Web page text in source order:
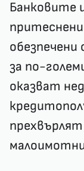
Банковите
за по-
оказват